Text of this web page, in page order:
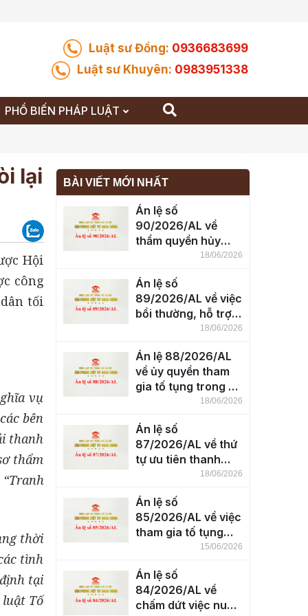
Luật sư Đồng: 0936683699
Luật sư Khuyên: 0983951338
PHỔ BIẾN PHÁP LUẬT
lại
Hội
công
tối
vụ
bên
thanh
thẩm
thời
tình
tại
Tố
BÀI VIẾT MỚI NHẤT
Án lệ số
90/2026/AL về
thẩm quyền hủy
giấy chứng nhận
của Tòa án
18/06/2026
Án lệ số
89/2026/AL về việc
bồi thường, hỗ trợ
khi nhà nước thu
sản là nhà mua
thanh lý để ở trên
đất của cơ quan
18/06/2026
Án lệ 88/2026/AL
về ủy quyền tham
gia tố tụng trong vụ
án tranh chấp về
18/06/2026
Án lệ số
87/2026/AL về thứ
tự ưu tiên thanh
toán khi xử lý tài18/06/2026
Án lệ số
85/2026/AL về việc
tham gia tố tụng
của doanh nghiệp
viên theo hợp đồng
nguyên tắc đồng
bảo hiểm
15/06/2026
Án lệ số
84/2026/AL về
chấm dứt việc nuôi